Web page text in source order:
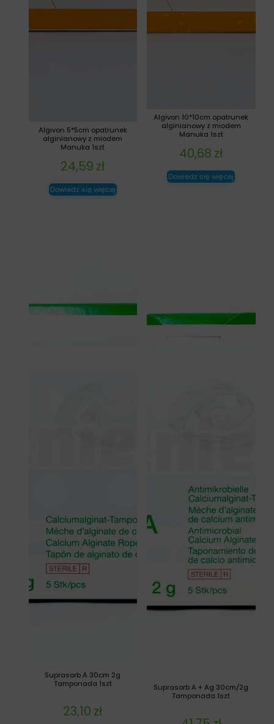
Algivon 10*10cm opatrunek
alginianowy z miodem
Manuka 1szt
40,68 zł
Dowiedz się więcej
Algivon 5*5cm opatrunek
alginianowy z miodem
Manuka 1szt
24,59 zł
Dowiedz się więcej
Suprasorb A + Ag 30cm/2g
Tamponada 1szt
Suprasorb A 30cm 2g
Tamponada 1szt
23,10 zł